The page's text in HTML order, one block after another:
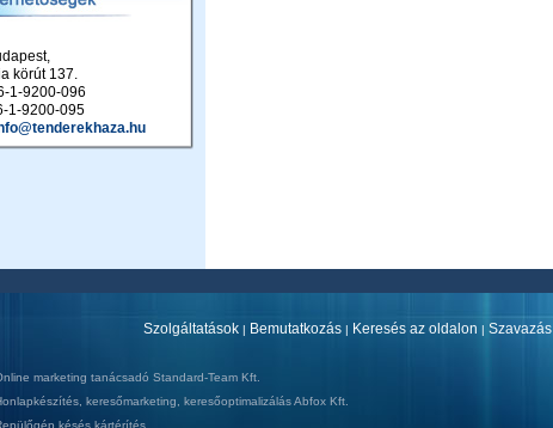
körút 137.
1-9200-096
1-9200-095
Szolgáltatások | Bemutatkozás | Keresés az oldalon | Szavazás
marketing tanácsadó Standard-Team Kft.
keresőmarketing keresőoptimalizálásAbfox Kft.
késés kártérítés